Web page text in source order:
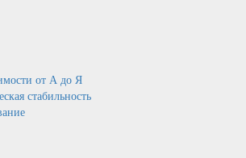
от А до Я
стабильность